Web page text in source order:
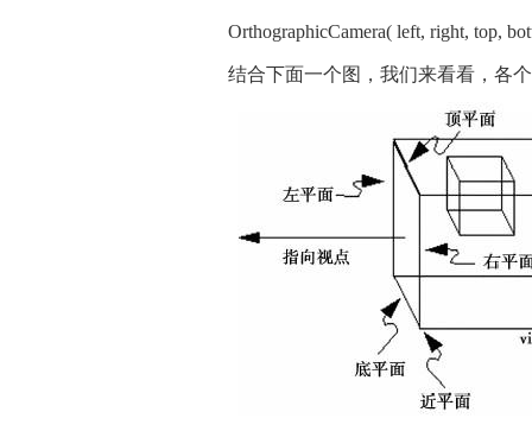
OrthographicCamera( left, right, top,
结合下面一个图，我们来看看，各